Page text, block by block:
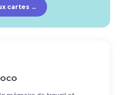
cartes →